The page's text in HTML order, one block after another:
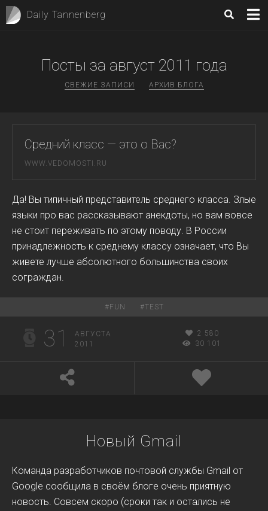
Daily Tannenberg
Посты за август 2011 года
СВЕЖИЕ ЗАПИСИ АРХИВ БЛОГА
Средний класс — это о Вас?
WWW.VEDOMOSTI.RU
Да! Вы типичный представитель среднего класса. Злые
языки про вас рассказывают анекдоты, но вам вовсе
не стоит переживать по этому поводу. В России
принадлежность к среднему классу означает, что Вы
живете лучше абсолютного большинства своих
сограждан.
# FUN #TEST
31
АВГУСТА
2011
2 580
30 101
Новый Gmail
Команда разработчиков почтовой службы Gmail от
Google сообщила в своём блоге очень приятную
новость. Совсем скоро (сроки так и остались не